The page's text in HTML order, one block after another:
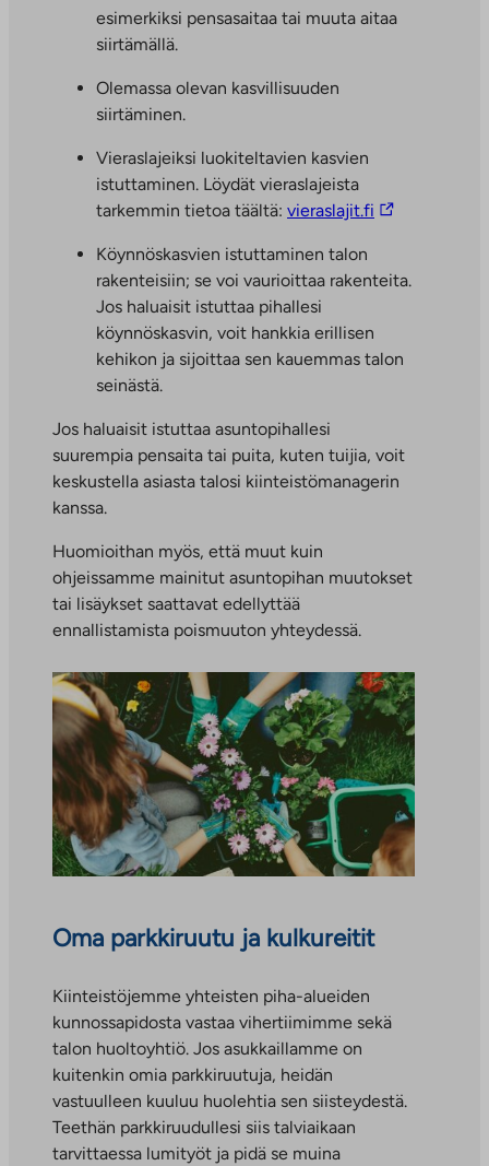
esimerkiksi pensasaitaa tai muuta aitaa
siirtämällä.
Olemassa olevan kasvillisuuden
siirtäminen.
Vieraslajeiksi luokiteltavien kasvien
istuttaminen. Löydät vieraslajeista
tarkemmin tietoa täältä: vieraslajit.fi L
k
v
u
s
e
e
n
p
v
u
.
n
Köynnöskasvien istuttaminen talon
rakenteisiin; se voi vaurioittaa rakenteita.
Jos haluaisit istuttaa pihallesi
köynnöskasvin, voit hankkia erillisen
kehikon ja sijoittaa sen kauemmas talon
seinästä.
Jos haluaisit istuttaa asuntopihallesi
suurempia pensaita tai puita, kuten tuijia, voit
keskustella asiasta talosi kiinteistömanagerin
kanssa.
Huomioithan myös, että muut kuin
ohjeissamme mainitut asuntopihan muutokset
tai lisäykset saattavat edellyttää
ennallistamista poismuuton yhteydessä.
Oma parkkiruutu ja kulkureitit
Kiinteistöjemme yhteisten piha-alueiden
kunnossapidosta vastaa vihertiimimme sekä
talon huoltoyhtiö. Jos asukkaillamme on
kuitenkin omia parkkiruutuja, heidän
vastuulleen kuuluu huolehtia sen siisteydestä.
Teethän parkkiruudullesi siis talviaikaan
tarvittaessa lumityöt ja pidä se muina